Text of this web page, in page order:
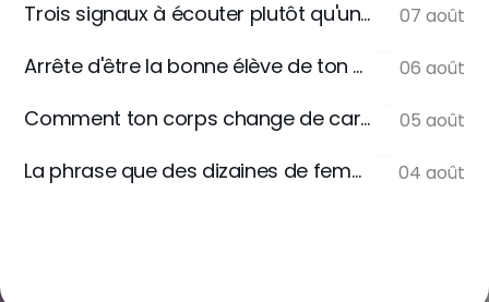
Trois signaux à écouter plutôt qu'une règle 07 août
Arrête d'être la bonne élève de ton assiette 06 août
Comment ton corps change de carburant 05 août
La phrase que des dizaines de femmes m'écrivent 04 août